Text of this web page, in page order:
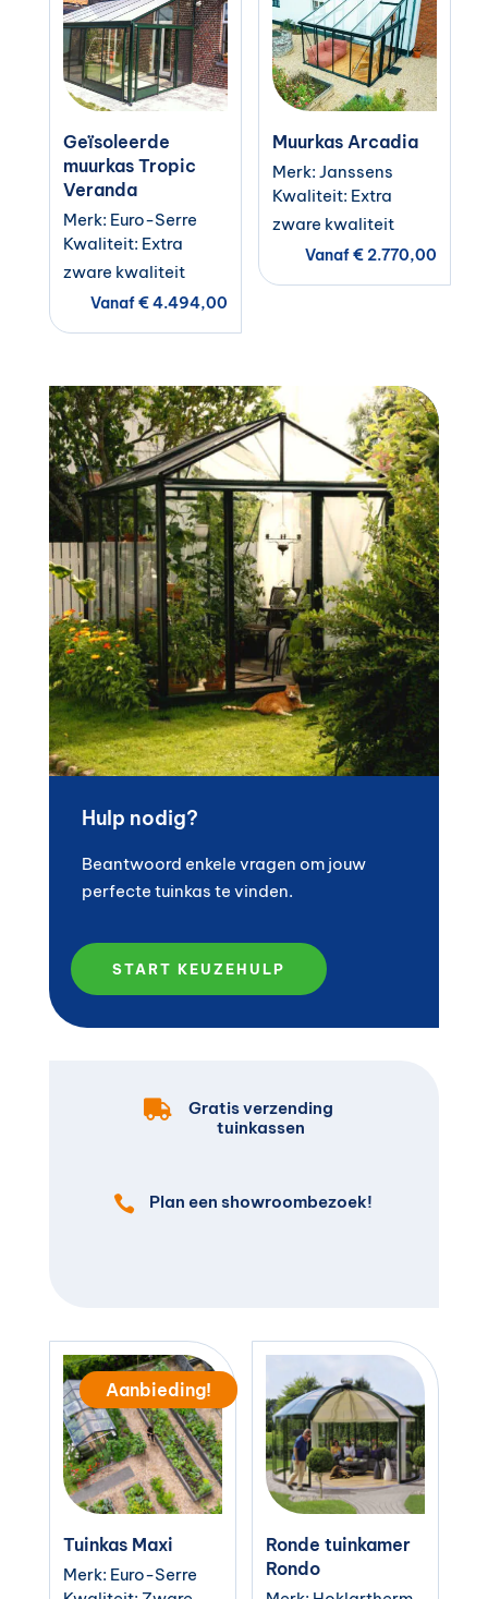
Geïsoleerde
muurkas Tropic
Veranda
Merk: Euro-Serre
Kwaliteit: Extra
zware kwaliteit
Vanaf€4.494,00
Muurkas Arcadia
Merk: Janssens
Kwaliteit: Extra
zware kwaliteit
Vanaf€2.770,00
Hulp nodig?
Beantwoord enkele vragen om jouw
perfecte tuinkas te vinden.
START KEUZEHULP

Gratis verzending
tuinkassen
 Plan een showroombezoek!
Aanbieding!
Tuinkas Maxi
Merk: Euro-Serre
Ronde tuinkamer
Rondo